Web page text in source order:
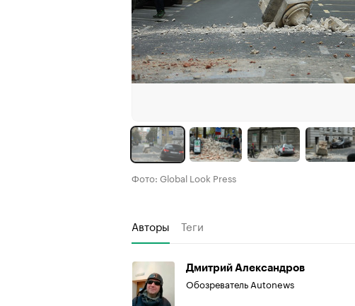
Фото: Global Look Press
Авторы Теги
Дмитрий Александров
Обозреватель Autonews